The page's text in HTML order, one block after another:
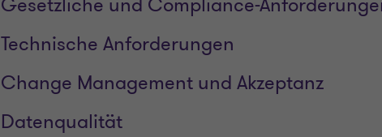
Gesetzliche und Compliance-
Technische Anforderungen
Change Management und Akzeptanz
Datenqualität